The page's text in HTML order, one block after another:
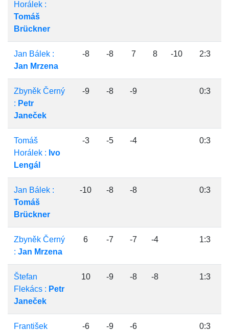
Horálek :
Tomáš
Brückner
Jan Bálek :
Jan Mrzena
-8 -8 7 8 -10 2:3
Zbyněk Černý
: Petr
Janeček
-9 -8 -9 0:3
Tomáš
Horálek : Ivo
Lengál
-3 -5 -4 0:3
Jan Bálek :
Tomáš
Brückner
-10 -8 -8 0:3
Zbyněk Černý
: Jan Mrzena
6 -7 -7 -4 1:3
Štefan
Flekács : Petr
Janeček
10 -9 -8 -8 1:3
František
-6 -9 -6 0:3